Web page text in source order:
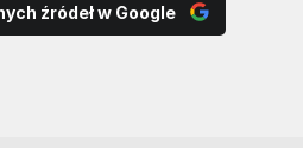
źródeł w Google